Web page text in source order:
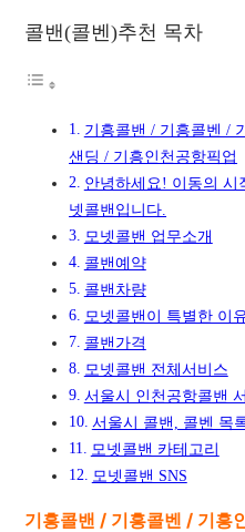
콜밴(콜벤)추천 목차
기흥콜밴 / 기흥콜벤 /
샌딩 / 기흥인천공항픽업
안녕하세요! 이동의 시
넷콜밴입니다.
모넷콜밴 업무소개
콜밴예약
콜밴차량
모넷콜밴이 특별한 이
콜밴가격
모넷콜밴 전체서비스
서울시 인천공항콜밴
서울시 콜밴, 콜벤 목
모넷콜밴 카테고리
모넷콜밴 SNS
기흥콜밴 / 기흥콜벤 / 기흥